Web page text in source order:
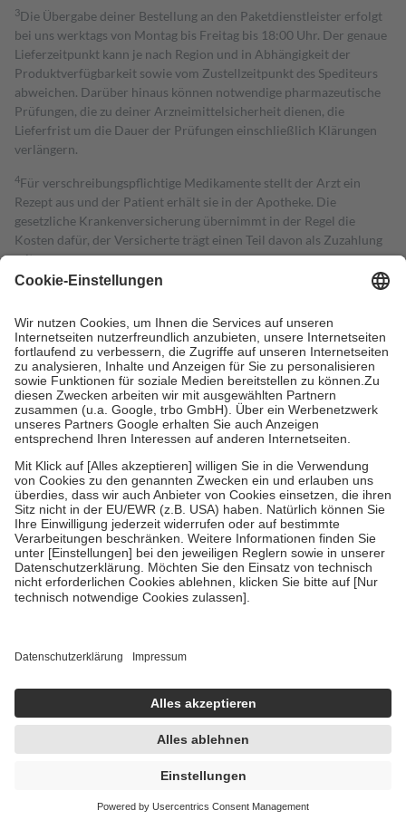
3Die Übergabe deiner Bestellung an den Paketdienstleister erfolgt
bei uns werktags von Montag bis Freitag bis 18:00 Uhr. Der genaue
Lieferzeitpunkt kann je nach Region und in Abhängigkeit der
Produktverfügbarkeit sowie vom Zustellzeitpunkt des Spediteurs
abweichen. Darüber hinaus können notwendige pharmazeutische
Prüfungen, die zu deiner Arzneimittelsicherheit dienen, die
Lieferfrist um die Dauer der Prüfungen einschließlich Klärungen
verlängern.
4Für verschreibungspflichtige Medikamente stellt der Arzt ein
Rezept aus und der Patient erhält sie in der Apotheke. Die
gesetzliche Krankenversicherung übernimmt in der Regel die
Kosten dafür, der Versicherte trägt einen Teil davon als Zuzahlung
mit.
Grundsätzlich leisten Mitglieder Zuzahlungen in Höhe von zehn
höchstens zehn Euro.
Es sind jedoch nie mehr als die tatsächlichen
Kosten der Leistung zu entrichten.
Diese Regeln gelten grundsätzlich auch für Online-Apotheken.
Bei Heilmitteln und häuslicher Krankenpflege beträgt die
Zuzahlung zehn Prozent der Kosten sowie zehn Euro je
Verordnung.
Um das Engagement der Versicherten für ihre eigene Gesundheit zu
stärken und die besondere Stellung der Familie zu unterstützen,
fallenkeine Zuzahlungenan bei:
• Kindern und Jugendlichen bis zum vollendeten 18. Lebensjahr
mit Ausnahme der Fahrkosten
• Untersuchungen zur Vorsorge und Früherkennung, die von der
GKV getragen werden
• empfohlenen Schutzimpfungen
• Harn- und Blutteststreifen
getroffen, um sicherzustellen, dass es sich um echte Bewertungen
https://help.etrusted.com/hc/de/articles/4419944605341
Einige Bilder und Inhalte wurden unter Zuhilfenahme künstlicher